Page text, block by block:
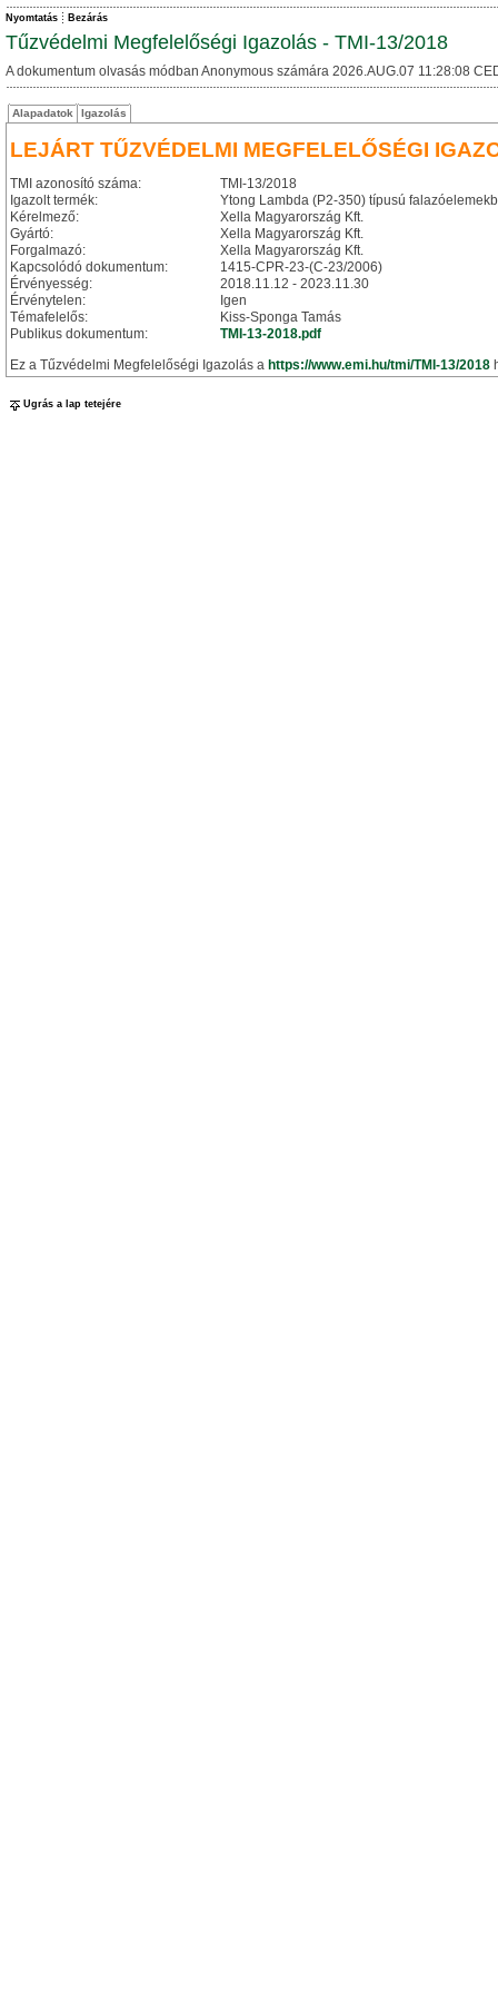
Nyomtatás Bezárás
Tűzvédelmi Megfelelőségi Igazolás - TMI-13/2018
A dokumentum olvasás módban Anonymous számára 2026.AUG.07 11:28:08
Alapadatok Igazolás
LEJÁRT TŰZVÉDELMI MEGFELELŐSÉGI
TMI azonosító száma:
TMI-13/2018
Igazolt termék:
Ytong Lambda (P2-350) típusú
Kérelmező:
Xella Magyarország Kft.
Gyártó:
Xella Magyarország Kft.
Forgalmazó:
Xella Magyarország Kft.
Kapcsolódó dokumentum:
1415-CPR-23-(C-23/2006)
Érvényesség:
2018.11.12 - 2023.11.30
Érvénytelen:
Igen
Témafelelős:
Kiss-Sponga Tamás
Publikus dokumentum:
TMI-13-2018.pdf
Ez a Tűzvédelmi Megfelelőségi Igazolás a https://www.emi.hu/tmi/TMI-13/2018
Ugrás a lap tetejére